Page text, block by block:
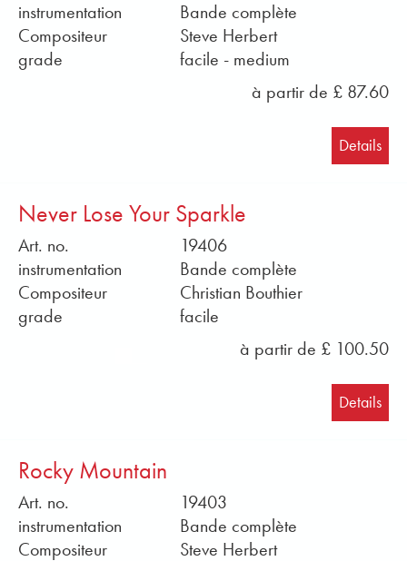
instrumentation
Bande complète
Compositeur
Steve Herbert
grade
facile - medium
à partir de £ 87.60
Details
Never Lose Your Sparkle
Art. no.
19406
instrumentation
Bande complète
Compositeur
Christian Bouthier
grade
facile
à partir de £ 100.50
Details
Rocky Mountain
Art. no.
19403
instrumentation
Bande complète
Compositeur
Steve Herbert